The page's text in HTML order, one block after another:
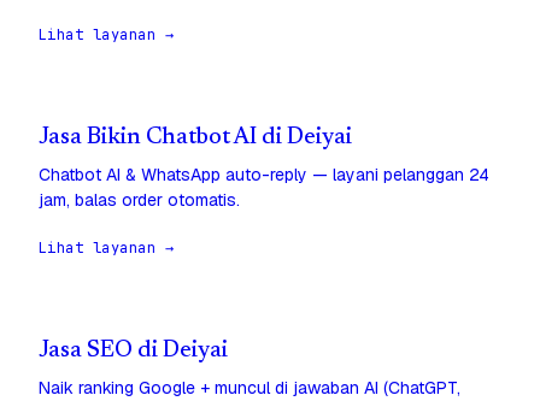
Lihat layanan →
Jasa Bikin Chatbot AI di Deiyai
Chatbot AI & WhatsApp auto-reply — layani pelanggan 24
jam, balas order otomatis.
Lihat layanan →
Jasa SEO di Deiyai
Naik ranking Google + muncul di jawaban AI (ChatGPT,